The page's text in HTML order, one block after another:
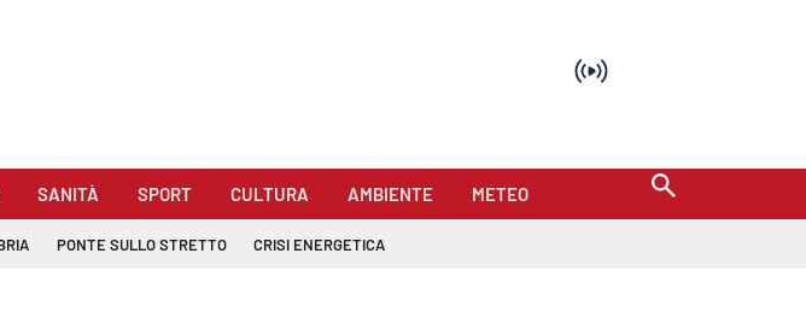
SANITÀ SPORT CULTURA AMBIENTE METEO
PONTE SULLO STRETTO CRISI ENERGETICA